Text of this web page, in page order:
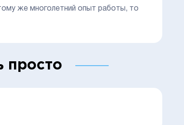
же многолетний опыт работы, то
просто